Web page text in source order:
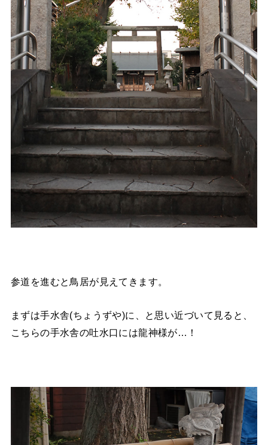
参道を進むと鳥居が見えてきます。
まずは手水舎(ちょうずや)に、と思い近づいて見ると、
こちらの手水舎の吐水口には龍神様が…！